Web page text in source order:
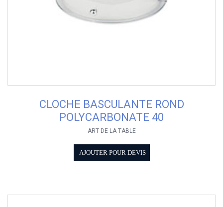
CLOCHE BASCULANTE ROND
POLYCARBONATE 40
ART DE LA TABLE
AJOUTER POUR DEVIS